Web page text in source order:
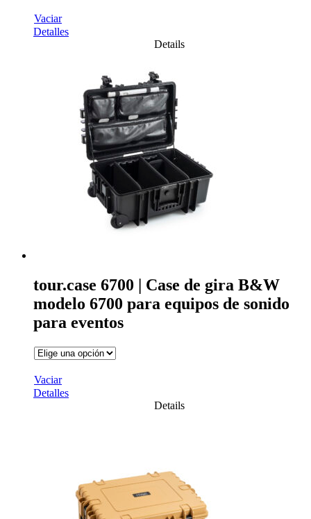
Vaciar
Detalles
Details
tour.case 6700 | Case de gira B&W
modelo 6700 para equipos de sonido
para eventos
Vaciar
Detalles
Details